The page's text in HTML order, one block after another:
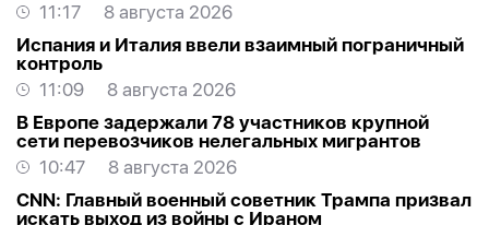
11:17
8 августа 2026
Испания и Италия ввели взаимный пограничный
контроль
11:09
8 августа 2026
В Европе задержали 78 участников крупной
сети перевозчиков нелегальных мигрантов
10:47
8 августа 2026
CNN: Главный военный советник Трампа призвал
искать выход из войны с Ираном